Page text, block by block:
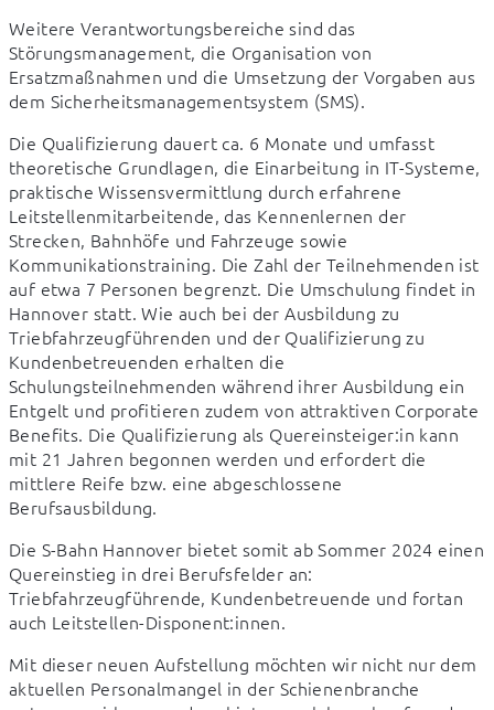
Weitere Verantwortungsbereiche sind das
Störungsmanagement, die Organisation von
Ersatzmaßnahmen und die Umsetzung der Vorgaben aus
dem Sicherheitsmanagementsystem (SMS).
Die Qualifizierung dauert ca. 6 Monate und umfasst
theoretische Grundlagen, die Einarbeitung in IT-Systeme,
praktische Wissensvermittlung durch erfahrene
Leitstellenmitarbeitende, das Kennenlernen der
Strecken, Bahnhöfe und Fahrzeuge sowie
Kommunikationstraining. Die Zahl der Teilnehmenden ist
auf etwa 7 Personen begrenzt. Die Umschulung findet in
Hannover statt. Wie auch bei der Ausbildung zu
Triebfahrzeugführenden und der Qualifizierung zu
Kundenbetreuenden erhalten die
Schulungsteilnehmenden während ihrer Ausbildung ein
Entgelt und profitieren zudem von attraktiven Corporate
Benefits. Die Qualifizierung als Quereinsteiger:in kann
mit 21 Jahren begonnen werden und erfordert die
mittlere Reife bzw. eine abgeschlossene
Berufsausbildung.
Die S-Bahn Hannover bietet somit ab Sommer 2024 einen
Quereinstieg in drei Berufsfelder an:
Triebfahrzeugführende, Kundenbetreuende und fortan
auch Leitstellen-Disponent:innen.
Mit dieser neuen Aufstellung möchten wir nicht nur dem
aktuellen Personalmangel in der Schienenbranche